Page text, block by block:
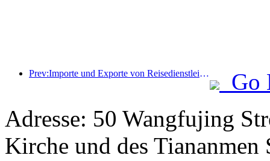
Prev:Importe und Exporte von Reisedienstleistungen erreichten im ersten Halbjahr 1.080,29 Milliarden Yuan
Go
Adresse: 50 Wangfujing
Kirche und des Tiananmen